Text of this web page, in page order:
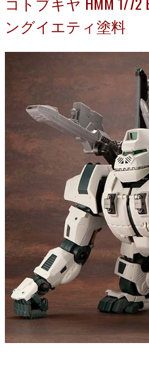
ングイエティ塗料